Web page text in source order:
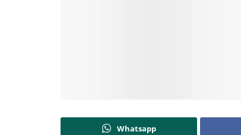
Whatsapp